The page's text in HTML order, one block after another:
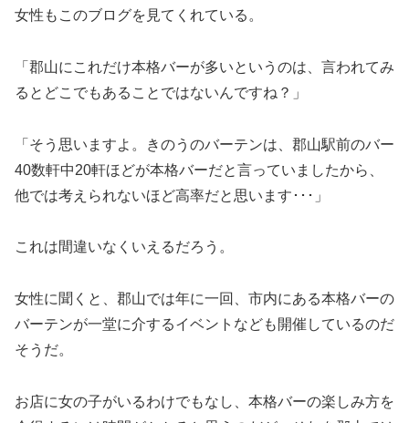
女性もこのブログを見てくれている。
「郡山にこれだけ本格バーが多いというのは、言われてみ
るとどこでもあることではないんですね？」
「そう思いますよ。きのうのバーテンは、郡山駅前のバー
40数軒中20軒ほどが本格バーだと言っていましたから、
他では考えられないほど高率だと思います･･･」
これは間違いなくいえるだろう。
女性に聞くと、郡山では年に一回、市内にある本格バーの
バーテンが一堂に介するイベントなども開催しているのだ
そうだ。
お店に女の子がいるわけでもなし、本格バーの楽しみ方を